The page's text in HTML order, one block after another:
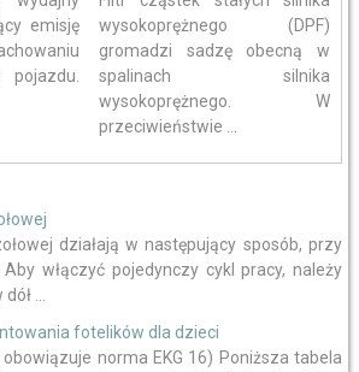
emisję
wysokoprężnego (DPF)
gromadzi sadzę obecną w
spalinach silnika
wysokoprężnego. W
przeciwieństwie ...
działają w następujący sposób, przy
włączyć pojedynczy cykl pracy, należy
...
fotelików dla dzieci
norma EKG 16) Poniższa tabela